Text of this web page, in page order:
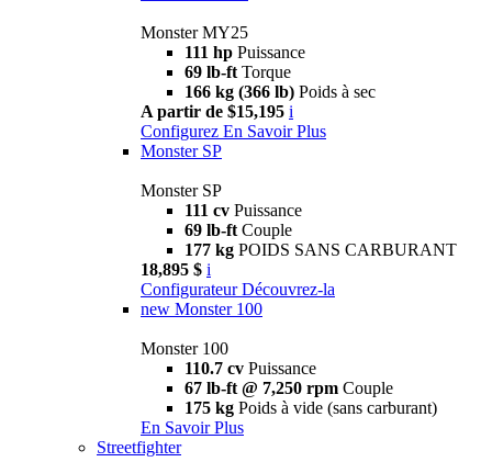
Monster MY25
111 hp Puissance
69 lb-ft Torque
166 kg (366 lb) Poids à sec
A partir de $15,195 i
Configurez En Savoir Plus
Monster SP
Monster SP
111 cv Puissance
69 lb-ft Couple
177 kg POIDS SANS CARBURANT
18,895 $ i
Configurateur Découvrez-la
new Monster 100
Monster 100
110.7 cv Puissance
67 lb-ft @ 7,250 rpm Couple
175 kg Poids à vide (sans carburant)
En Savoir Plus
Streetfighter